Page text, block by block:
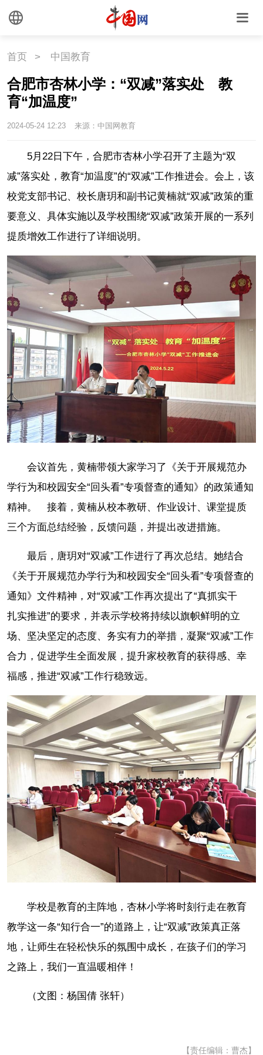
首页 > 中国教育
合肥市杏林小学：“双减”落实处 教
育“加温度”
2024-05-24 12:23 来源：中国网教育
5月22日下午，合肥市杏林小学召开了主题为“双
减”落实处，教育“加温度”的“双减”工作推进会。会上，该
校党支部书记、校长唐玥和副书记黄楠就“双减”政策的重
要意义、具体实施以及学校围绕“双减”政策开展的一系列
提质增效工作进行了详细说明。
会议首先，黄楠带领大家学习了《关于开展规范办
学行为和校园安全“回头看”专项督查的通知》的政策通知
精神。 接着，黄楠从校本教研、作业设计、课堂提质
三个方面总结经验，反馈问题，并提出改进措施。
最后，唐玥对“双减”工作进行了再次总结。她结合
《关于开展规范办学行为和校园安全“回头看”专项督查的
通知》文件精神，对“双减”工作再次提出了“真抓实干
扎实推进”的要求，并表示学校将持续以旗帜鲜明的立
场、坚决坚定的态度、务实有力的举措，凝聚“双减”工作
合力，促进学生全面发展，提升家校教育的获得感、幸
福感，推进“双减”工作行稳致远。
学校是教育的主阵地，杏林小学将时刻行走在教育
教学这一条“知行合一”的道路上，让“双减”政策真正落
地，让师生在轻松快乐的氛围中成长，在孩子们的学习
之路上，我们一直温暖相伴！
（文图：杨国倩 张轩）
【责任编辑：曹杰】